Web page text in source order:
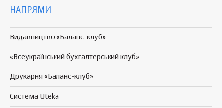
НАПРЯМИ
Видавництво «Баланс-клуб»
«Всеукраїнський бухгалтерський клуб»
Друкарня «Баланс-клуб»
Система Uteka